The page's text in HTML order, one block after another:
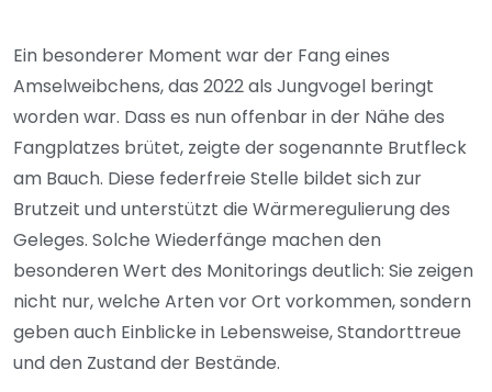
Ein besonderer Moment war der Fang eines
Amselweibchens, das 2022 als Jungvogel beringt
worden war. Dass es nun offenbar in der Nähe des
Fangplatzes brütet, zeigte der sogenannte Brutfleck
am Bauch. Diese federfreie Stelle bildet sich zur
Brutzeit und unterstützt die Wärmeregulierung des
Geleges. Solche Wiederfänge machen den
besonderen Wert des Monitorings deutlich: Sie zeigen
nicht nur, welche Arten vor Ort vorkommen, sondern
geben auch Einblicke in Lebensweise, Standorttreue
und den Zustand der Bestände.